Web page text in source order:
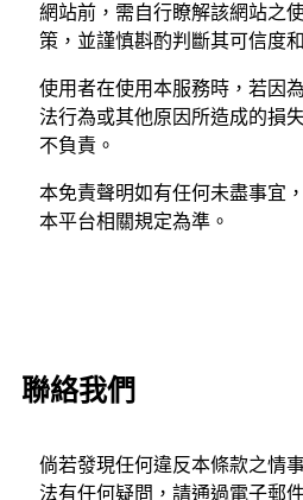
網站前，需自行瞭解該網站之
策，並謹慎斟酌判斷其可信度
使用者在使用本服務時，若因
法行為或其他原因所造成的損
不負責。
本免責聲明如有任何未盡事宜
本平台相關規定為準。
聯絡我們
倘若發現任何違反本條款之情
法有任何疑問，請通過電子郵